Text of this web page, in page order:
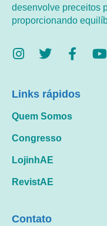
desenvolve preceitos
proporcionando
Links rápidos
Quem Somos
Congresso
LojinhAE
RevistAE
Contato